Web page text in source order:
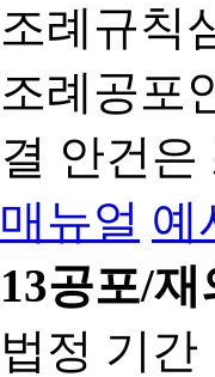
조례규칙
조례공포
결 안건
매뉴얼 예
13공포/재
법정 기간